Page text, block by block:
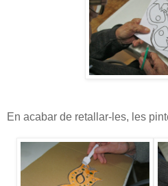
En acabar de retallar-les, les